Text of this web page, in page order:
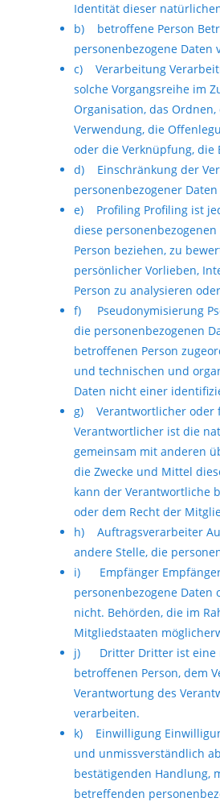
Identität dieser
b) betroffene Person
personenbezogene
c) Verarbeitung
solche Vorgangsreihe im
Organisation, das
Verwendung, die
oder die Verknüpfung, die
d) Einschränkung der
personenbezogener
e) Profiling Profiling ist
diese
Person beziehen, zu
persönlicher Vorlieben,
Person zu analysieren
f) Pseudonymisierung
die personenbezogenen
betroffenen Person
und technischen und
Daten nicht einer
g) Verantwortlicher oder
Verantwortlicher ist die
gemeinsam mit anderen
die Zwecke und Mittel
kann der Verantwortliche
oder dem Recht der
h) Auftragsverarbeiter
andere Stelle, die
i) Empfänger Empfänger
personenbezogene
nicht. Behörden, die im
Mitgliedstaaten
j) Dritter Dritter ist eine
betroffenen Person, dem
Verantwortung des
verarbeiten.
k) Einwilligung
und unmissverständlich
bestätigenden Handlung,
betreffenden